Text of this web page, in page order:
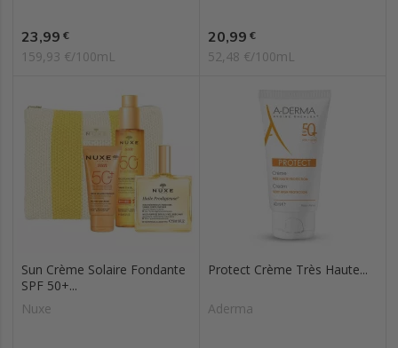
Prix
23,99 €
159,93 €/100mL
Prix
20,99 €
52,48 €/100mL
Sun Crème Solaire Fondante
SPF 50+...
Nuxe
Protect Crème Très Haute...
Aderma